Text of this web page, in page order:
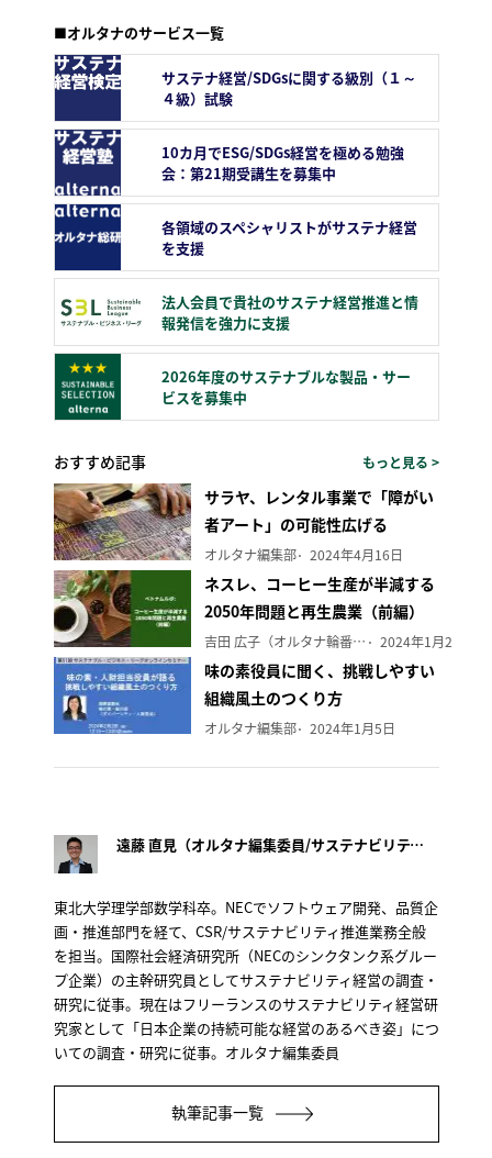
■オルタナのサービス一覧
サステナ経営/SDGsに関する級別（１～
４級）試験
10カ月でESG/SDGs経営を極める勉強
会：第21期受講生を募集中
各領域のスペシャリストがサステナ経営
を支援
法人会員で貴社のサステナ経営推進と情
報発信を強力に支援
2026年度のサステナブルな製品・サー
ビスを募集中
おすすめ記事 もっと見る >
サラヤ、レンタル事業で「障がい
者アート」の可能性広げる
オルタナ編集部 2024年4月16日
ネスレ、コーヒー生産が半減する
2050年問題と再生農業（前編）
吉田 広子（オルタナ輪番編集長） 2024年1月29日
味の素役員に聞く、挑戦しやすい
組織風土のつくり方
オルタナ編集部 2024年1月5日
遠藤 直見（オルタナ編集委員/サステナビリティ経営研究家）
東北大学理学部数学科卒。NECでソフトウェア開発、品質企
画・推進部門を経て、CSR/サステナビリティ推進業務全般
を担当。国際社会経済研究所（NECのシンクタンク系グルー
プ企業）の主幹研究員としてサステナビリティ経営の調査・
研究に従事。現在はフリーランスのサステナビリティ経営研
究家として「日本企業の持続可能な経営のあるべき姿」につ
いての調査・研究に従事。オルタナ編集委員
執筆記事一覧